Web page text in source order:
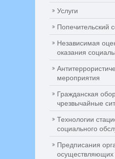
Услуги
Попечительский
Независимая
оказания
мероприятия
Гражданская
чрезвычайные
Технологии
социального
Предписания
осуществляющих